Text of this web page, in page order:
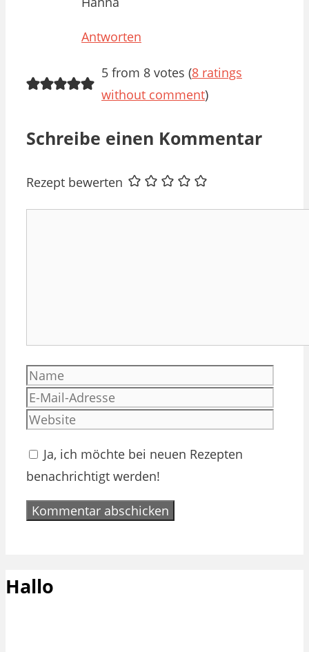
Antworten
5 from 8 votes (8 ratings
without comment)
Schreibe einen Kommentar
Rezept bewerten
Name
Ja, ich möchte bei neuen Rezepten
benachrichtigt werden!
Hallo